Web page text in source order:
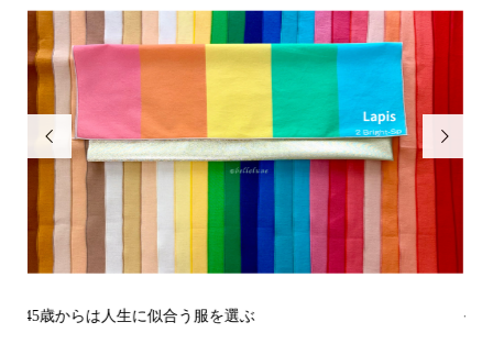

その立場で信頼される見た目にするには？〜予告編〜
